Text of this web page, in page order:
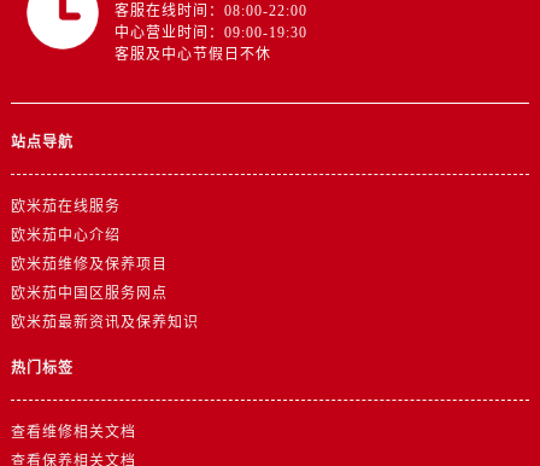
山东省泰安市泰山区财源街道泰山大街欧米茄售后服务中心（需提前预约）
山东省潍坊市奎文区东风东街欧米茄售后服务中心（需提前预约）
客服在线时间：08:00-22:00
中心营业时间：09:00-19:30
客服及中心节假日不休
站点导航
欧米茄在线服务
欧米茄中心介绍
欧米茄维修及保养项目
欧米茄中国区服务网点
欧米茄最新资讯及保养知识
热门标签
查看维修相关文档
查看保养相关文档